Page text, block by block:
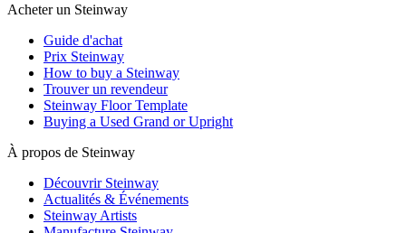
Acheter un Steinway
Guide d'achat
Prix Steinway
How to buy a Steinway
Trouver un revendeur
Steinway Floor Template
Buying a Used Grand or Upright
À propos de Steinway
Découvrir Steinway
Actualités & Événements
Steinway Artists